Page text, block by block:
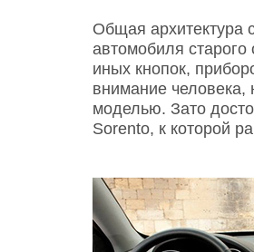
Общая архитектура
автомобиля
иных кнопок,
внимание человека,
моделью. Зато
Sorento, к которой